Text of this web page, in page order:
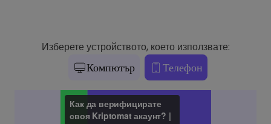
Изберете устройството, което използвате:
Компютър Телефон